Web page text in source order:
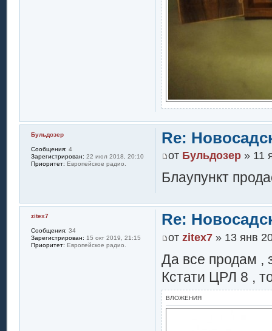
Re:
от Бульдозер» 11
Блаупункт
Бульдозер
Сообщения: 4
Зарегистрирован: 22 июл 2018, 20:10
Приоритет: Европейское радио.
Re:
от zitex7» 13 янв
Да все продам ,
Кстати ЦРЛ 8 ,
ВЛОЖЕНИЯ
zitex7
Сообщения: 34
Зарегистрирован: 15 окт 2019, 21:15
Приоритет: Европейское радио.